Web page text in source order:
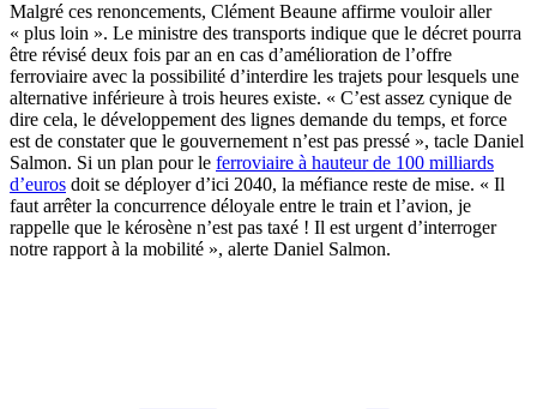
Malgré ces renoncements, Clément Beaune affirme vouloir aller
« plus loin ». Le ministre des transports indique que le décret pourra
être révisé deux fois par an en cas d’amélioration de l’offre
ferroviaire avec la possibilité d’interdire les trajets pour lesquels une
alternative inférieure à trois heures existe. « C’est assez cynique de
dire cela, le développement des lignes demande du temps, et force
est de constater que le gouvernement n’est pas pressé », tacle Daniel
Salmon. Si un plan pour le ferroviaire à hauteur de 100 milliards
d’euros doit se déployer d’ici 2040, la méfiance reste de mise. « Il
faut arrêter la concurrence déloyale entre le train et l’avion, je
rappelle que le kérosène n’est pas taxé ! Il est urgent d’interroger
notre rapport à la mobilité », alerte Daniel Salmon.